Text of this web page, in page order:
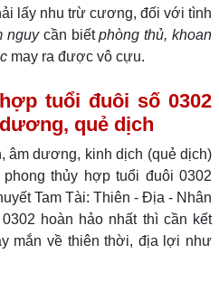
lấy nhu trừ cương, đối với tình
nguycần biếtphòng thủ, khoan
may ra được vô cựu.
tuổi đuôi số 0302
quẻ dịch
âm dương, kinh dịch (quẻ dịch)
thủy hợp tuổi đuôi 0302
Tam Tài: Thiên - Địa - Nhân
hoàn hảo nhất thì cần kết
mắn về thiên thời, địa lợi như